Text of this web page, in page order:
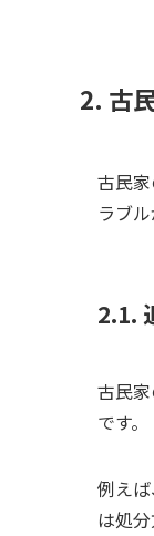
2. 古
古民
ラブ
2.1.
古民
です。
例え
は処